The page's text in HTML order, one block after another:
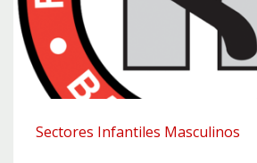
Sectores Infantiles Masculinos